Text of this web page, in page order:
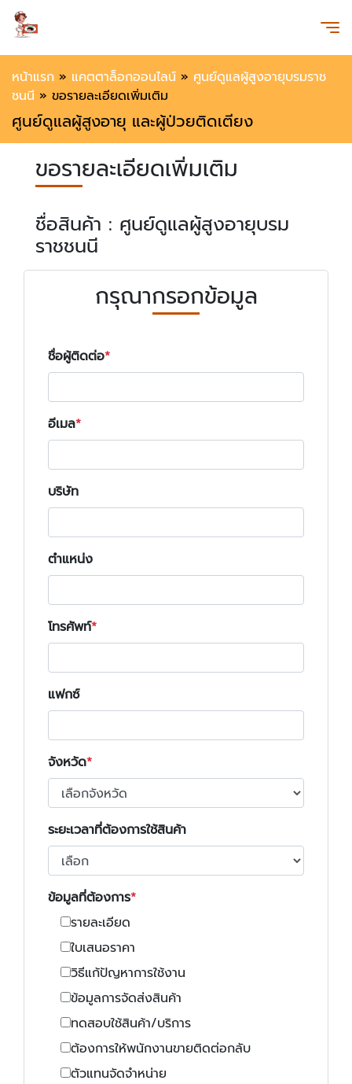
หน้าแรก » แคตตาล็อกออนไลน์ » ศูนย์ดูแลผู้สูงอายุบรมราช
ชนนี » ขอรายละเอียดเพิ่มเติม
ศูนย์ดูแลผู้สูงอายุ และผู้ป่วยติดเตียง
ขอรายละเอียดเพิ่มเติม
ชื่อสินค้า : ศูนย์ดูแลผู้สูงอายุบรม
ราชชนนี
กรุณากรอกข้อมูล
ชื่อผู้ติดต่อ
อีเมล
บริษัท
ตำแหน่ง
โทรศัพท์
แฟกซ์
จังหวัด
ระยะเวลาที่ต้องการใช้สินค้า
ข้อมูลที่ต้องการ
รายละเอียด
ใบเสนอราคา
วิธีแก้ปัญหาการใช้งาน
ข้อมูลการจัดส่งสินค้า
ทดสอบใช้สินค้า/บริการ
ต้องการให้พนักงานขายติดต่อกลับ
ตัวแทนจัดจำหน่าย